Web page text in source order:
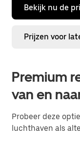
Bekijk nu de
Prijzen voor
Premium
van en
Probeer deze
luchthaven als